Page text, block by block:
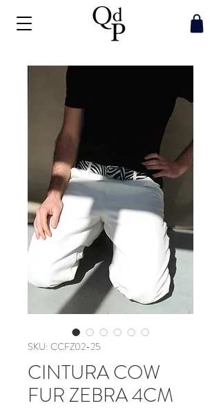
SKU: CCFZ02-25
CINTURA COW
FUR ZEBRA 4CM